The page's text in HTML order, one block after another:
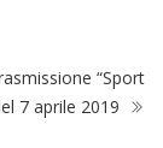
“Sport
7 aprile 2019